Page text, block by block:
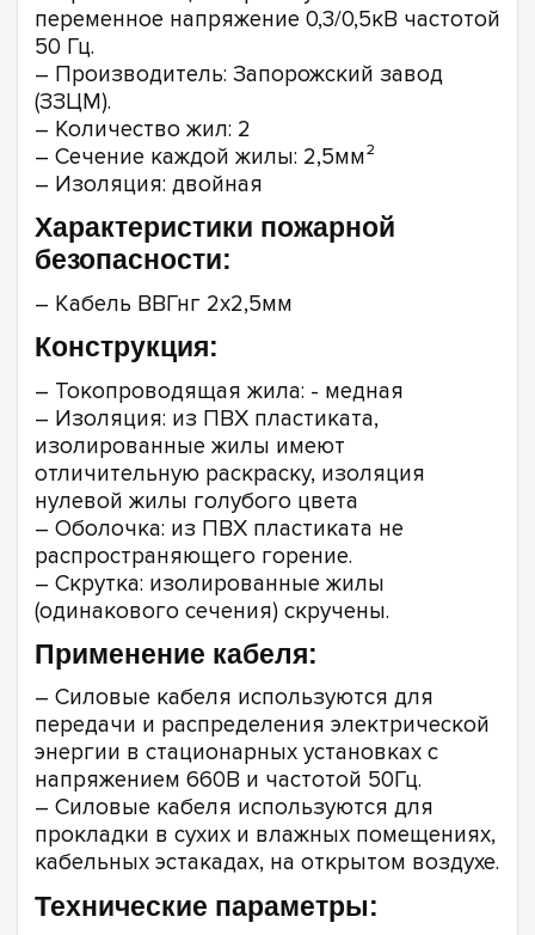
переменное напряжение 0,3/0,5кВ частотой
50 Гц.
– Производитель: Запорожский завод
(ЗЗЦМ).
– Количество жил: 2
– Сечение каждой жилы: 2,5мм²
– Изоляция: двойная
Характеристики пожарной
безопасности:
– Кабель ВВГнг 2х2,5мм­­
Конструкция:
– Токопроводящая жила: - медная
– Изоляция: из ПВХ пластиката,
изолированные жилы имеют
отличительную раскраску, изоляция
нулевой жилы голубого цвета
– Оболочка: из ПВХ пластиката не
распространяющего горение.
– Скрутка: изолированные жилы
(одинакового сечения) скручены.
Применение кабеля:
– Силовые кабеля используются для
передачи и распределения электрической
энергии в стационарных установках с
напряжением 660В и частотой 50Гц.
– Силовые кабеля используются для
прокладки в сухих и влажных помещениях,
кабельных эстакадах, на открытом воздухе.
Технические параметры: